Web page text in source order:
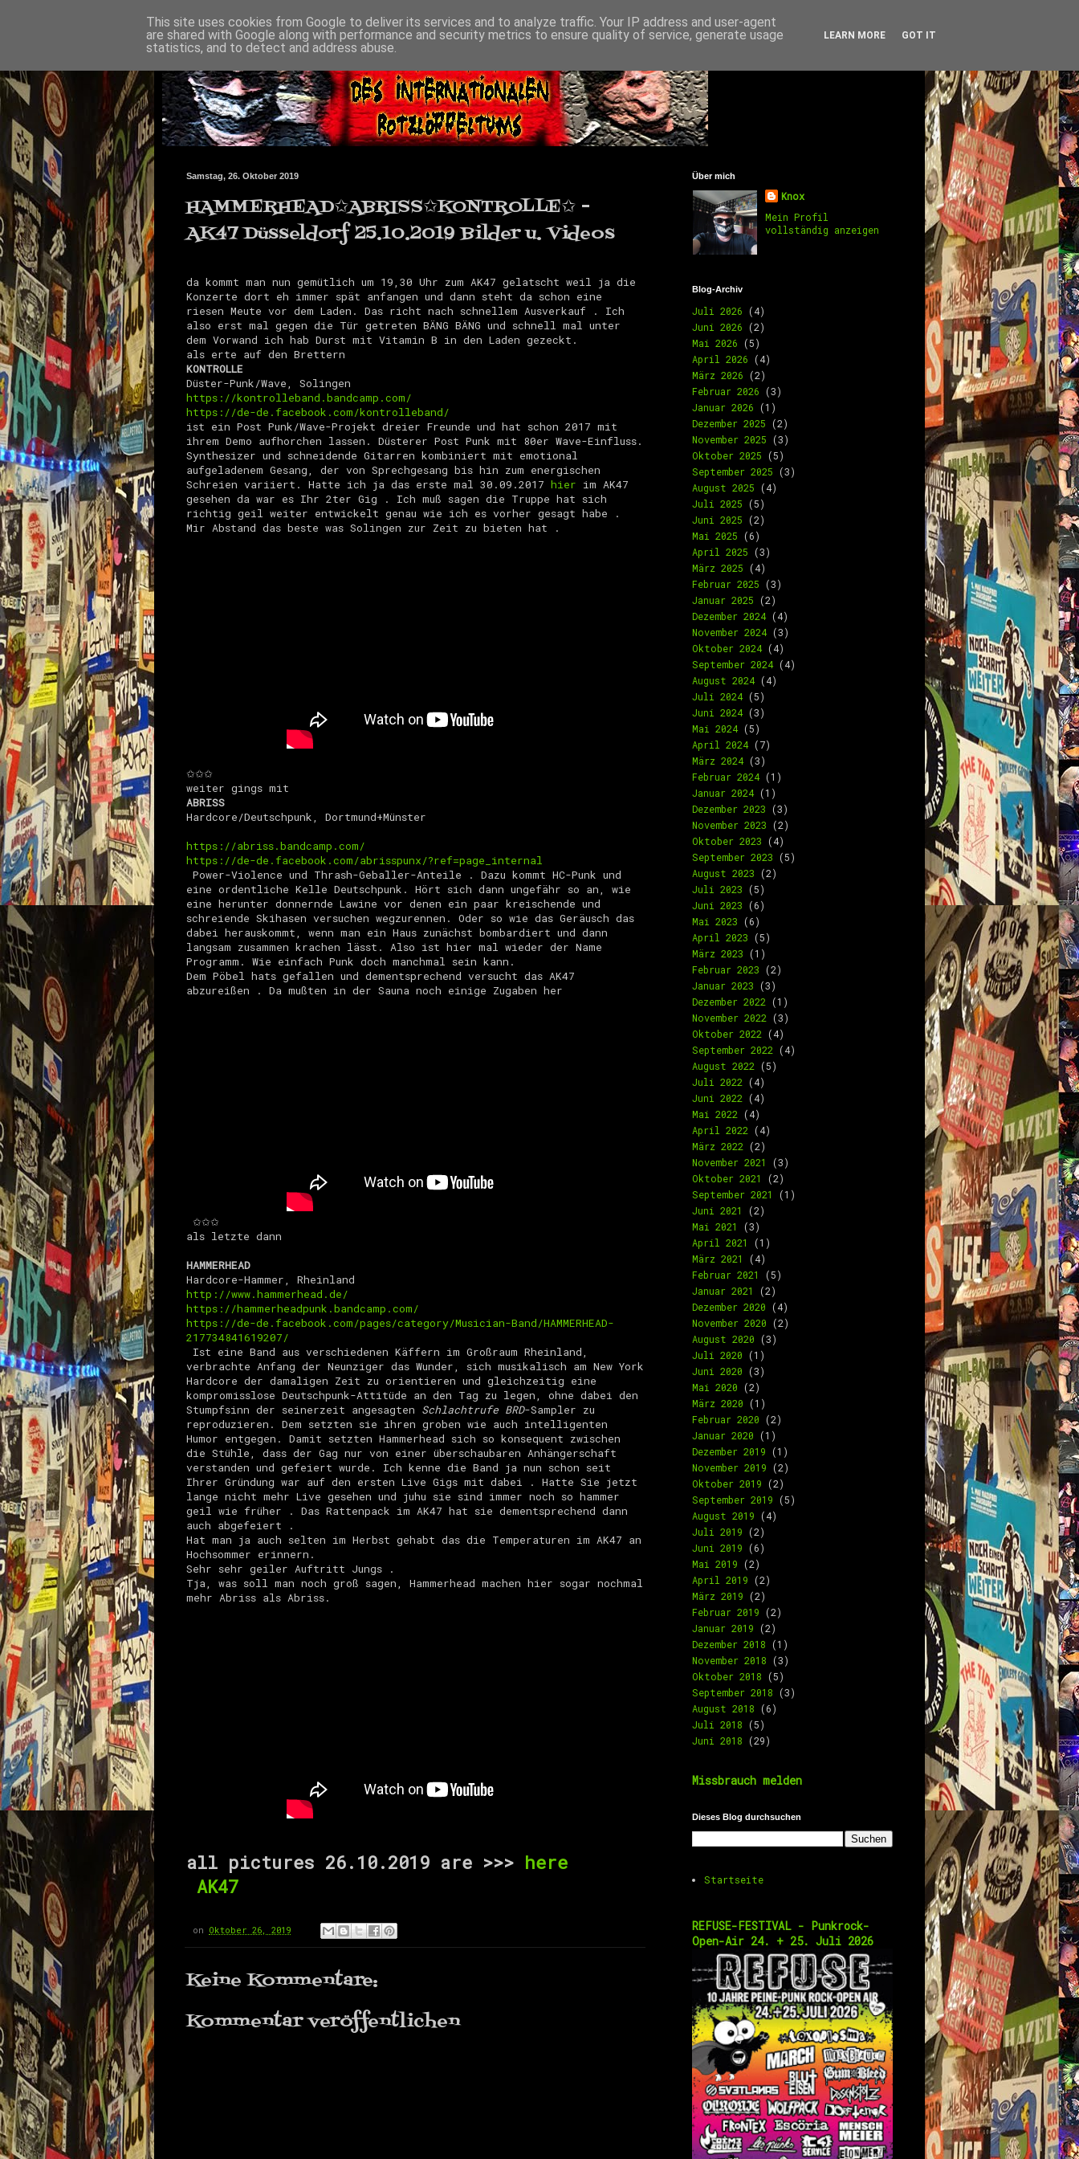
Samstag, 26. Oktober 2019
HAMMERHEAD✩ABRISS✩KONTROLLE✩ -
AK47 Düsseldorf 25.10.2019 Bilder u. Videos
da kommt man nun gemütlich um 19,30 Uhr zum AK47 gelatscht weil ja die
Konzerte dort eh immer spät anfangen und dann steht da schon eine
riesen Meute vor dem Laden. Das richt nach schnellem Ausverkauf . Ich
also erst mal gegen die Tür getreten BÄNG BÄNG und schnell mal unter
dem Vorwand ich hab Durst mit Vitamin B in den Laden gezeckt.
als erte auf den Brettern
KONTROLLE
Düster-Punk/Wave, Solingen
https://kontrolleband.bandcamp.com/
https://de-de.facebook.com/kontrolleband/
ist ein Post Punk/Wave-Projekt dreier Freunde und hat schon 2017 mit
ihrem Demo aufhorchen lassen. Düsterer Post Punk mit 80er Wave-Einfluss.
Synthesizer und schneidende Gitarren kombiniert mit emotional
aufgeladenem Gesang, der von Sprechgesang bis hin zum energischen
Schreien variiert. Hatte ich ja das erste mal 30.09.2017 hier im AK47
gesehen da war es Ihr 2ter Gig . Ich muß sagen die Truppe hat sich
richtig geil weiter entwickelt genau wie ich es vorher gesagt habe .
Mir Abstand das beste was Solingen zur Zeit zu bieten hat .
✩✩✩
weiter gings mit
ABRISS
Hardcore/Deutschpunk, Dortmund+Münster
https://abriss.bandcamp.com/
https://de-de.facebook.com/abrisspunx/?ref=page_internal
Power-Violence und Thrash-Geballer-Anteile . Dazu kommt HC-Punk und
eine ordentliche Kelle Deutschpunk. Hört sich dann ungefähr so an, wie
eine herunter donnernde Lawine vor denen ein paar kreischende und
schreiende Skihasen versuchen wegzurennen. Oder so wie das Geräusch das
dabei herauskommt, wenn man ein Haus zunächst bombardiert und dann
langsam zusammen krachen lässt. Also ist hier mal wieder der Name
Programm. Wie einfach Punk doch manchmal sein kann.
Dem Pöbel hats gefallen und dementsprechend versucht das AK47
abzureißen . Da mußten in der Sauna noch einige Zugaben her
✩✩✩
als letzte dann
HAMMERHEAD
Hardcore-Hammer, Rheinland
http://www.hammerhead.de/
https://hammerheadpunk.bandcamp.com/
https://de-de.facebook.com/pages/category/Musician-Band/HAMMERHEAD-
217734841619207/
Ist eine Band aus verschiedenen Käffern im Großraum Rheinland,
verbrachte Anfang der Neunziger das Wunder, sich musikalisch am New York
Hardcore der damaligen Zeit zu orientieren und gleichzeitig eine
kompromisslose Deutschpunk-Attitüde an den Tag zu legen, ohne dabei den
Stumpfsinn der seinerzeit angesagten Schlachtrufe BRD-Sampler zu
reproduzieren. Dem setzten sie ihren groben wie auch intelligenten
Humor entgegen. Damit setzten Hammerhead sich so konsequent zwischen
die Stühle, dass der Gag nur von einer überschaubaren Anhängerschaft
verstanden und gefeiert wurde. Ich kenne die Band ja nun schon seit
Ihrer Gründung war auf den ersten Live Gigs mit dabei . Hatte Sie jetzt
lange nicht mehr Live gesehen und juhu sie sind immer noch so hammer
geil wie früher . Das Rattenpack im AK47 hat sie dementsprechend dann
auch abgefeiert .
Hat man ja auch selten im Herbst gehabt das die Temperaturen im AK47 an
Hochsommer erinnern.
Sehr sehr geiler Auftritt Jungs .
Tja, was soll man noch groß sagen, Hammerhead machen hier sogar nochmal
mehr Abriss als Abriss.
all pictures 26.10.2019 are >>> here
AK47
on Oktober 26, 2019
Keine Kommentare:
Kommentar veröffentlichen
Über mich
Knox
Mein Profil
vollständig anzeigen
Blog-Archiv
Juli 2026 (4)
Juni 2026 (2)
Mai 2026 (5)
April 2026 (4)
März 2026 (2)
Februar 2026 (3)
Januar 2026 (1)
Dezember 2025 (2)
November 2025 (3)
Oktober 2025 (5)
September 2025 (3)
August 2025 (4)
Juli 2025 (5)
Juni 2025 (2)
Mai 2025 (6)
April 2025 (3)
März 2025 (4)
Februar 2025 (3)
Januar 2025 (2)
Dezember 2024(4)
November 2024(3)
Oktober 2024(4)
September 2024(4)
August 2024(4)
Juli 2024(5)
Juni 2024(3)
Mai 2024(5)
April 2024(7)
März 2024(3)
Februar 2024(1)
Januar 2024(1)
Dezember 2023 (3)
November 2023 (2)
Oktober 2023 (4)
September 2023 (5)
August 2023 (2)
Juli 2023 (5)
Juni 2023 (6)
Mai 2023 (6)
April 2023 (5)
März 2023 (1)
Februar 2023 (2)
Januar 2023 (3)
Dezember 2022 (1)
November 2022 (3)
Oktober 2022 (4)
September 2022 (4)
August 2022 (5)
Juli 2022 (4)
Juni 2022 (4)
Mai 2022 (4)
April 2022 (4)
März 2022 (2)
November 2021
(3)
Oktober 2021
(2)
September 2021
(1)
Juni 2021
(2)
Mai 2021
(3)
April 2021
(1)
März 2021
(4)
Februar 2021
(5)
Januar 2021
(2)
Dezember 2020 (4)
November 2020 (2)
August 2020 (3)
Juli 2020 (1)
Juni 2020 (3)
Mai 2020 (2)
März 2020 (1)
Februar 2020 (2)
Januar 2020 (1)
Dezember 2019 (1)
November 2019 (2)
Oktober 2019 (2)
September 2019 (5)
August 2019 (4)
Juli 2019 (2)
Juni 2019 (6)
Mai 2019 (2)
April 2019 (2)
März 2019 (2)
Februar 2019 (2)
Januar 2019 (2)
Dezember 2018 (1)
November 2018 (3)
Oktober 2018 (5)
September 2018 (3)
August 2018 (6)
Juli 2018 (5)
Juni 2018 (29)
Missbrauch melden
Dieses Blog durchsuchen
Startseite
REFUSE-FESTIVAL - Punkrock-
Open-Air 24. + 25. Juli 2026
This site uses cookies from Google to deliver its services and to analyze traffic. Your IP address and user-agent
are shared with Google along with performance and security metrics to ensure quality of service, generate usage
statistics, and to detect and address abuse.
LEARN MORE GOT IT